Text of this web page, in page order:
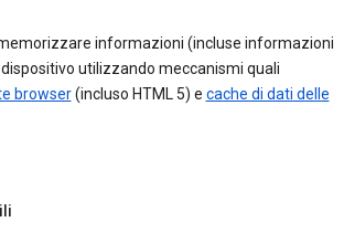
informazioni (incluse informazioni
utilizzando meccanismi quali
browser(incluso HTML 5) e cache di dati delle